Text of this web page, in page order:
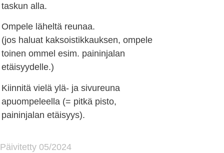
taskun alla.
Ompele läheltä reunaa.
(jos haluat kaksoistikkauksen, ompele
toinen ommel esim. paininjalan
etäisyydelle.)
Kiinnitä vielä ylä- ja sivureuna
apuompeleella (= pitkä pisto,
paininjalan etäisyys).
Päivitetty 05/2024